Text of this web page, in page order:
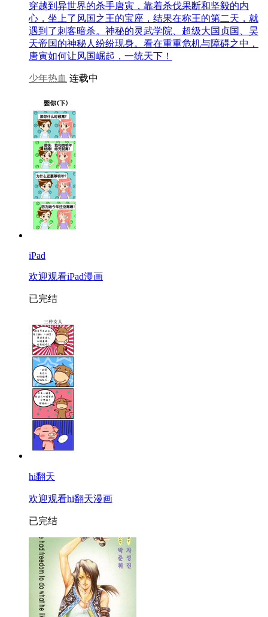
穿越到异世界的杀手唐寅，靠着杀伐果断和坚毅的内
心，坐上了风国之王的宝座，结果在称王的第二天，就
遇到了刺客暗杀。神秘的灵武学院、超级大国贞国、昊
天帝国的神秘人纷纷现身。看在重重危机与障碍之中，
唐寅如何让风国崛起，一统天下！
少年热血 连载中
iPad
欢迎观看iPad漫画
已完结
hi翻天
欢迎观看hi翻天漫画
已完结